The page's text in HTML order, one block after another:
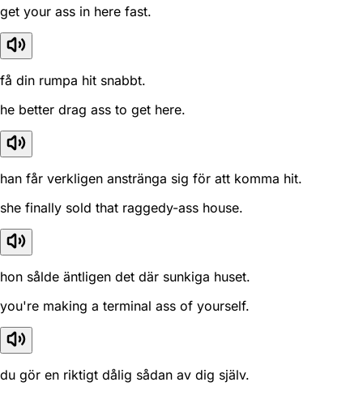
get your ass in here fast.
få din rumpa hit snabbt.
he better drag ass to get here.
han får verkligen anstränga sig för att komma hit.
she finally sold that raggedy-ass house.
hon sålde äntligen det där sunkiga huset.
you're making a terminal ass of yourself.
du gör en riktigt dålig sådan av dig själv.